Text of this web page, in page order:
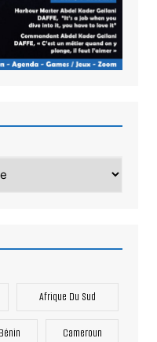
Afrique Du Sud
Bénin Cameroun